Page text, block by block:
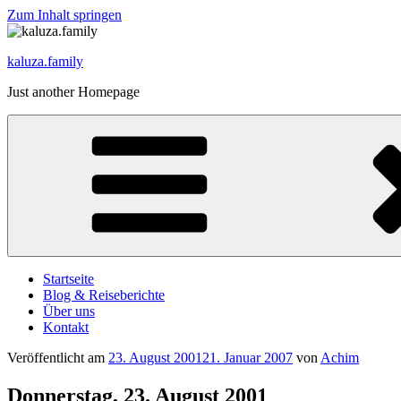
Zum Inhalt springen
kaluza.family
Just another Homepage
Startseite
Blog & Reiseberichte
Über uns
Kontakt
Veröffentlicht am 23. August 2001 21. Januar 2007 von Achim
Donnerstag, 23. August 2001